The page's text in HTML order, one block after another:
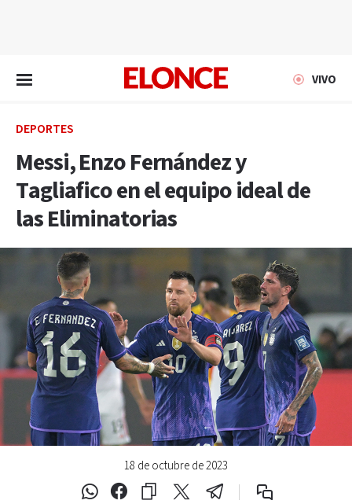
VIVO
DEPORTES
Messi, Enzo Fernández y
Tagliafico en el equipo ideal de
las Eliminatorias
18 de octubre de 2023